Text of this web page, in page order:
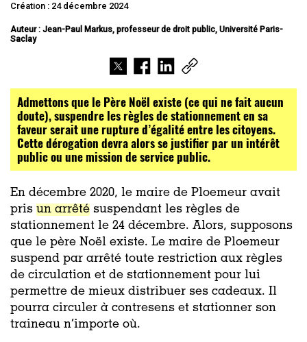
Création : 24 décembre 2024
Auteur : Jean-Paul Markus, professeur de droit public, Université Paris-
Saclay
Admettons que le Père Noël existe (ce qui ne fait aucun
doute), suspendre les règles de stationnement en sa
faveur serait une rupture d’égalité entre les citoyens.
Cette dérogation devra alors se justifier par un intérêt
public ou une mission de service public.
En décembre 2020, le maire de Ploemeur avait
pris un arrêté suspendant les règles de
stationnement le 24 décembre. Alors, supposons
que le père Noël existe. Le maire de Ploemeur
suspend par arrêté toute restriction aux règles
de circulation et de stationnement pour lui
permettre de mieux distribuer ses cadeaux. Il
pourra circuler à contresens et stationner son
traineau n’importe où.